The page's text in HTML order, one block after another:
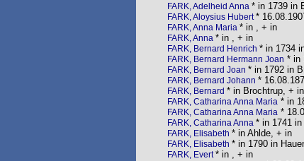
FARK, Adelheid Anna * in 1739 in
FARK, Aloysius Hubert*
FARK, Anna Maria * in , + in
FARK, Anna * in , + in
FARK, Bernard Henrich * in 1734
FARK, Bernard Hermann Joan * in
FARK, Bernard Joan * in 1792 in
FARK, Bernard Johann *
FARK, Bernard * in Brochtrup, + in
FARK, Catharina Anna Maria * in
FARK, Catharina Anna Maria *
FARK, Catharina Anna * in 1741
FARK, Elisabeth * in Ahlde, + in
FARK, Elisabeth * in 1790 in
FARK, Evert* in , + in